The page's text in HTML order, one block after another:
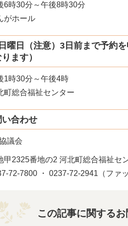
6時30分～午後8時30分
がホール
曜日（注意）3日前まで予約
ます）
1時30分～午後4時
町総合福祉センター
合わせ
議会
甲2325番地の2 河北町総合福祉セ
72-7800 ・ 0237-72-2941（ファ
この記事に関する